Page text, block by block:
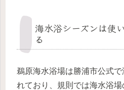
海水浴シーズンは使
る
鵜原海水浴場は勝浦市公式
れており、規則では海水浴